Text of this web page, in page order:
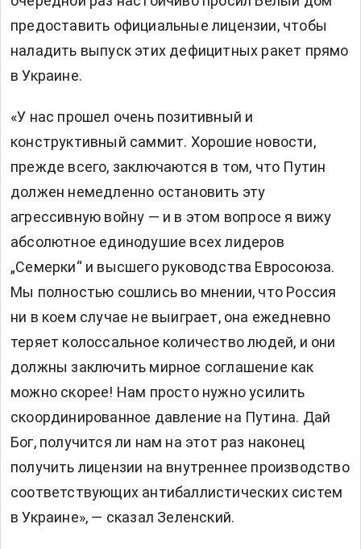
предоставить официальные лицензии, чтобы
наладить выпуск этих дефицитных ракет прямо
в Украине.
«У нас прошел очень позитивный и
конструктивный саммит. Хорошие новости,
прежде всего, заключаются в том, что Путин
должен немедленно остановить эту
агрессивную войну — и в этом вопросе я вижу
абсолютное единодушие всех лидеров
„Семерки“ и высшего руководства Евросоюза.
Мы полностью сошлись во мнении, что Россия
ни в коем случае не выиграет, она ежедневно
теряет колоссальное количество людей, и они
должны заключить мирное соглашение как
можно скорее! Нам просто нужно усилить
скоординированное давление на Путина. Дай
Бог, получится ли нам на этот раз наконец
получить лицензии на внутреннее производство
соответствующих антибаллистических систем
в Украине», — сказал Зеленский.